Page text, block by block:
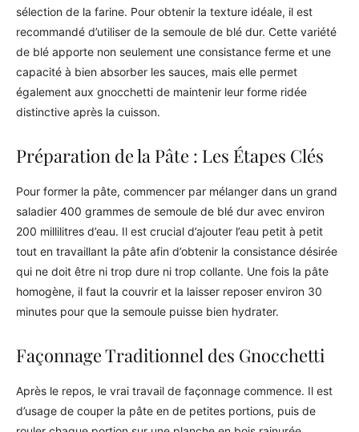
sélection de la farine. Pour obtenir la texture idéale, il est
recommandé d’utiliser de la semoule de blé dur. Cette variété
de blé apporte non seulement une consistance ferme et une
capacité à bien absorber les sauces, mais elle permet
également aux gnocchetti de maintenir leur forme ridée
distinctive après la cuisson.
Préparation de la Pâte : Les Étapes Clés
Pour former la pâte, commencer par mélanger dans un grand
saladier 400 grammes de semoule de blé dur avec environ
200 millilitres d’eau. Il est crucial d’ajouter l’eau petit à petit
tout en travaillant la pâte afin d’obtenir la consistance désirée
qui ne doit être ni trop dure ni trop collante. Une fois la pâte
homogène, il faut la couvrir et la laisser reposer environ 30
minutes pour que la semoule puisse bien hydrater.
Façonnage Traditionnel des Gnocchetti
Après le repos, le vrai travail de façonnage commence. Il est
d’usage de couper la pâte en de petites portions, puis de